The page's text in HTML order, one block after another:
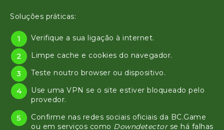
Soluções práticas:
Verifique a sua ligação à internet.
Limpe cache e cookies do navegador.
Teste noutro browser ou dispositivo.
Use uma VPN se o site estiver bloqueado pelo
provedor.
Confirme nas redes sociais oficiais da BC.Game
ou em serviços como Downdetectorse há falhas